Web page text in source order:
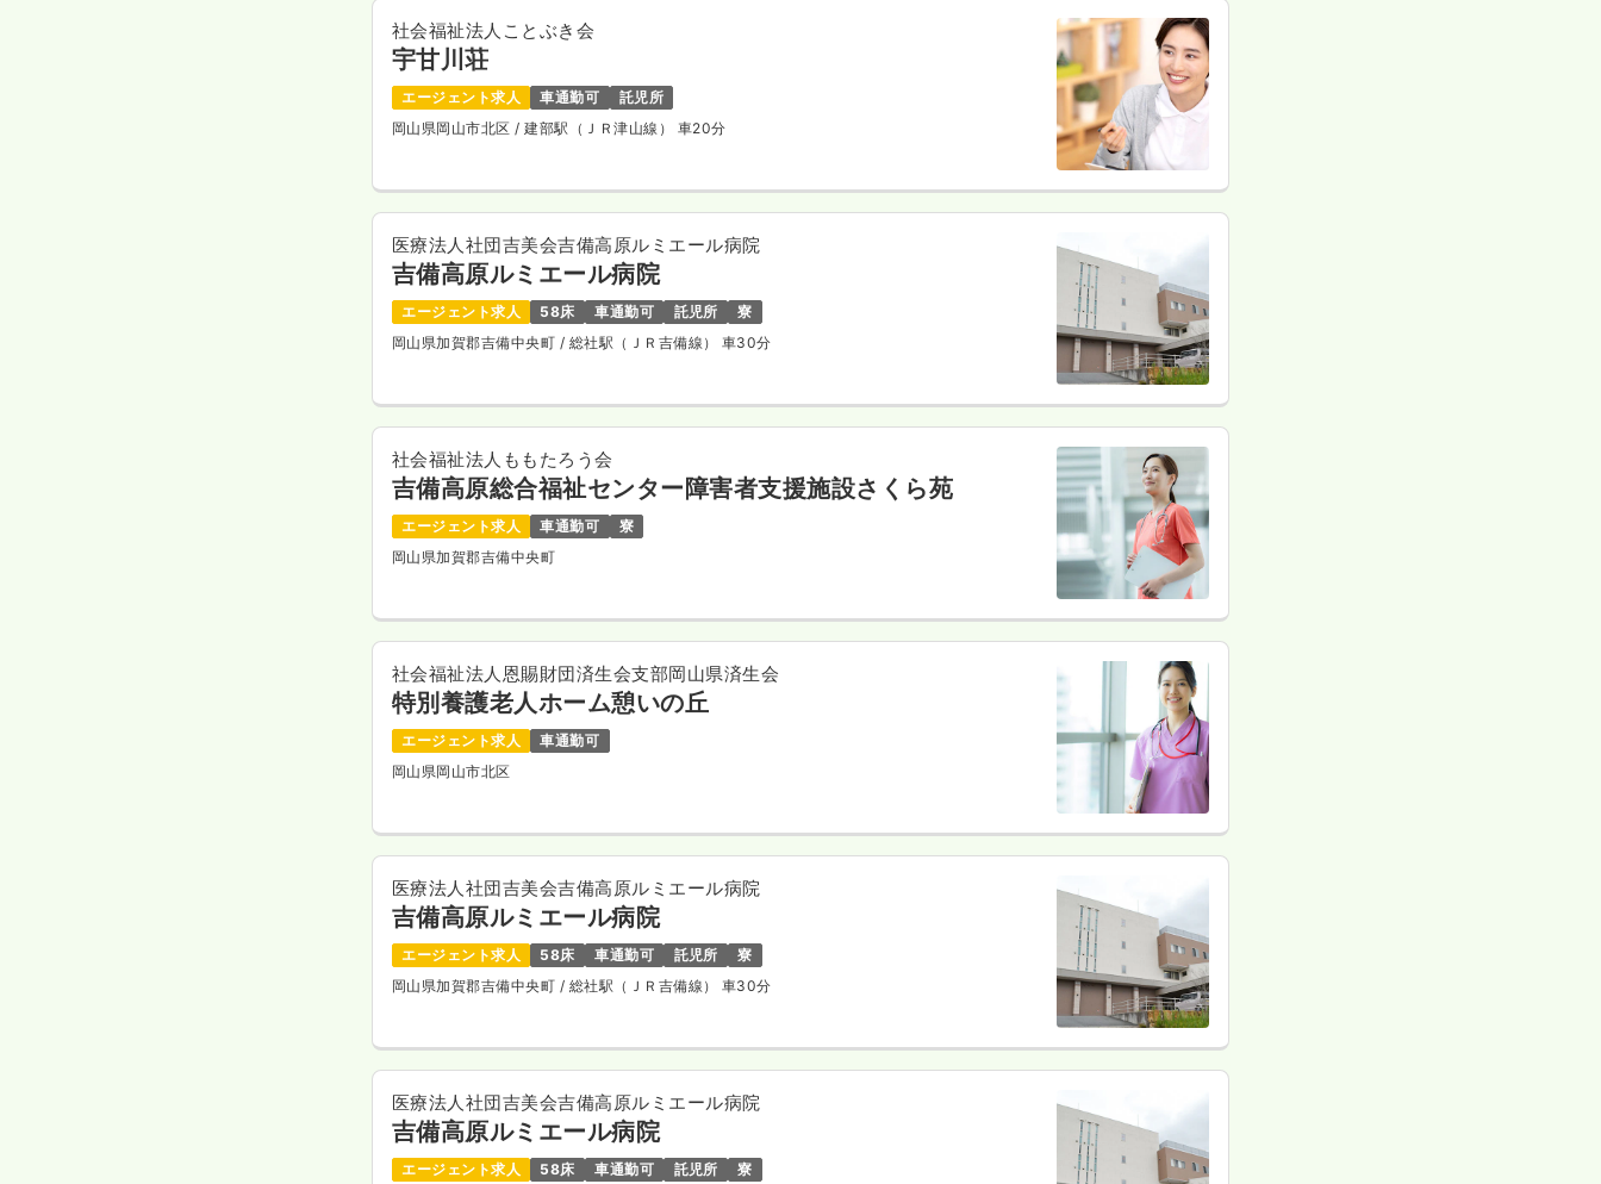
社会福祉法人ことぶき会
宇甘川荘
エージェント求人 車通勤可
託児所
岡山県岡山市北区/ 建部駅（ＪＲ津山線） 車20分
医療法人社団吉美会吉備高原ルミエール病院
吉備高原ルミエール病院
エージェント求人 58床 車通勤可 託児所
寮
岡山県加賀郡吉備中央町 / 総社駅（ＪＲ吉備線） 車30分
社会福祉法人ももたろう会
吉備高原総合福祉センター障害者支援施設さくら苑
エージェント求人 車通勤可
寮
岡山県加賀郡吉備中央町
社会福祉法人恩賜財団済生会支部岡山県済生会
特別養護老人ホーム憩いの丘
エージェント求人
車通勤可
岡山県岡山市北区
医療法人社団吉美会吉備高原ルミエール病院
吉備高原ルミエール病院
エージェント求人 58床 車通勤可 託児所
寮
岡山県加賀郡吉備中央町 / 総社駅（ＪＲ吉備線） 車30分
医療法人社団吉美会吉備高原ルミエール病院
吉備高原ルミエール病院
エージェント求人 58床 車通勤可 託児所
寮